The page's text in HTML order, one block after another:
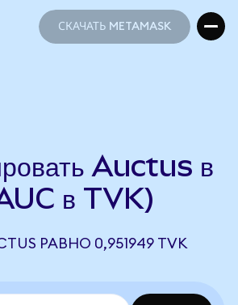
СКАЧАТЬ METAMASK
Auctus в
в TVK)
РАВНО 0,951949 TVK